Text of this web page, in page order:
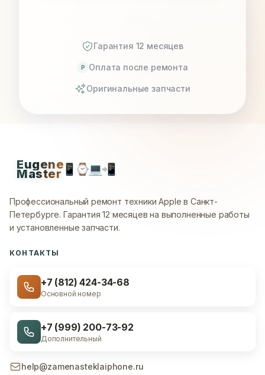
Гарантия 12 месяцев
P Оплата после ремонта
Оригинальные запчасти
Eugene
Master📱 ⌚💻📲
Профессиональный ремонт техники Apple в Санкт-
Петербурге. Гарантия 12 месяцев на выполненные работы
и установленные запчасти.
КОНТАКТЫ
+7 (812) 424-34-68
Основной номер
+7 (999) 200-73-92
Дополнительный
help@zamenasteklaiphone.ru